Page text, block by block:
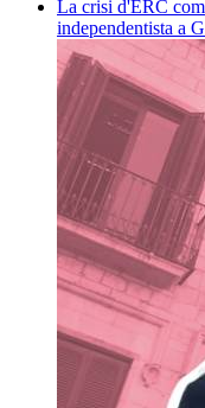
La crisi d'ERC
independentista a